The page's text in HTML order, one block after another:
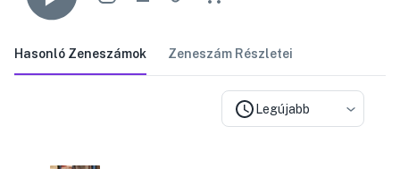
Hasonló Zeneszámok Zeneszám Részletei
Legújabb